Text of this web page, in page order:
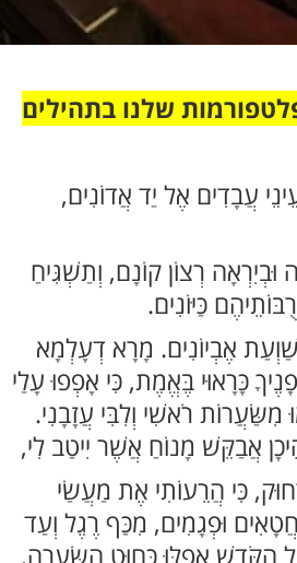
שלנו בתהילים
עֲבָדִים אֶל יַד אֲדוֹנִים,
רְצוֹן קוֹנָם, וְתַשְׁגִּיחַ
כַּיּוֹנִים.
אֶבְיוֹנִים. מָרָא דְעָלְמָא
כָּרָאוּי בֶּאֱמֶת, כִּי אָפְפוּ עָלַי
מִשַּׂעֲרוֹת רֹאשִׁי וְלִבִּי עֲזָבָנִי.
אֲבַקֵּשׁ מָנוֹחַ אֲשֶׁר יִיטַב לִי,
כִּי הֲרֵעוֹתִי אֶת מַעֲשַׂי
וּפְגָמִים, מִכַּף רֶגֶל וְעַד
הַקֹּדֶשׁ אֲפִלּוּ כְּחוּט הַשְּׂעָרָה,